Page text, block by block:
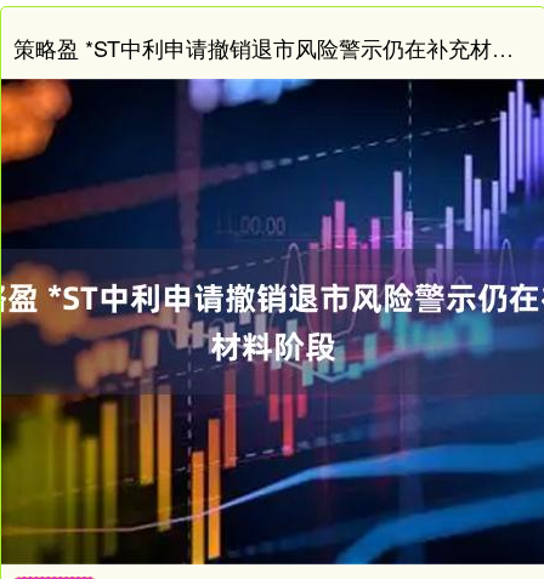
策略盈 *ST中利申请撤销退市风险警示仍在补充材料阶段